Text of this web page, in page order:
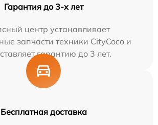
Гарантия до 3-х лет
центр устанавливает
запчасти техники CityCoco и
гарантию до 3 лет.
Бесплатная доставка